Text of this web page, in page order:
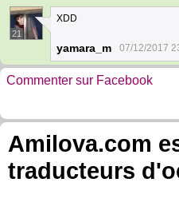
21
XDD
yamara_m 07/12/2017
Commenter sur Facebook
Amilova.com
traducteurs